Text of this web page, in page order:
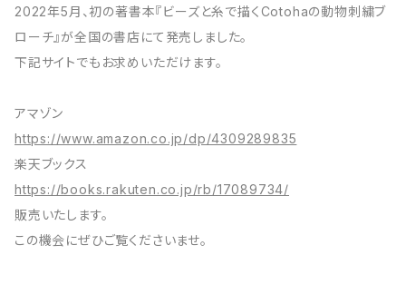
2022年5月、初の著書本『ビーズと糸で描くCotohaの動物刺繍ブ
ローチ』が全国の書店にて発売しました。
下記サイトでもお求めいただけます。
アマゾン
https://www.amazon.co.jp/dp/4309289835
楽天ブックス
https://books.rakuten.co.jp/rb/17089734/
販売いたします。
この機会にぜひご覧くださいませ。